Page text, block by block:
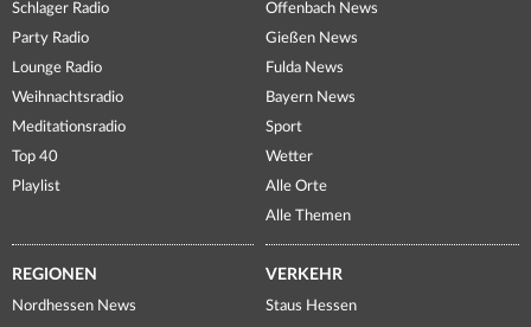
Schlager Radio
Party Radio
Lounge Radio
Weihnachtsradio
Meditationsradio
Top 40
Playlist
Offenbach News
Gießen News
Fulda News
Bayern News
Sport
Wetter
Alle Orte
Alle Themen
REGIONEN
Nordhessen News
VERKEHR
Staus Hessen